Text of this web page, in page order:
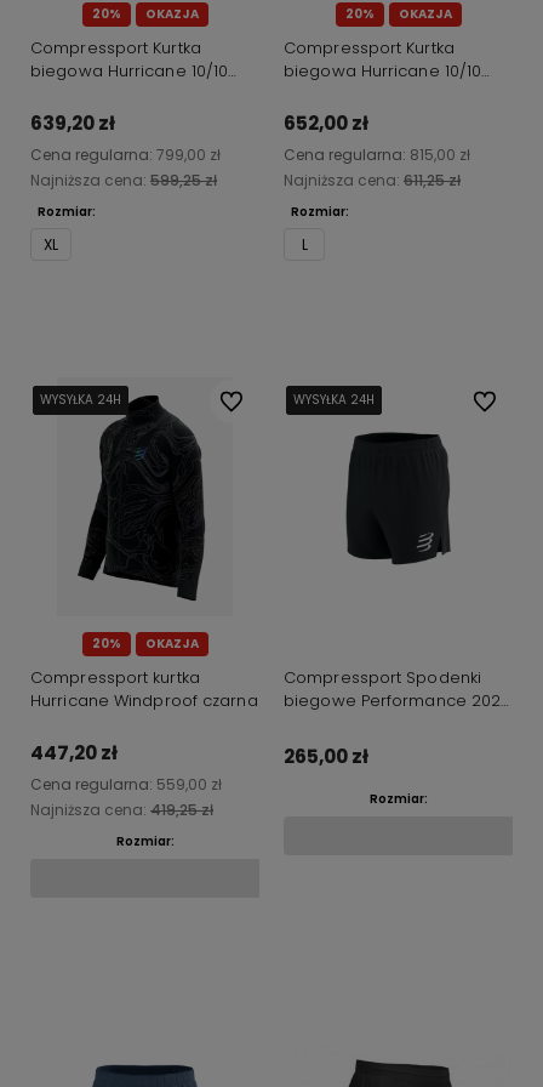
20% OKAZJA
Compressport Kurtka
biegowa Hurricane 10/10
639,20 zł
Cena regularna: 799,00 zł
Najniższa cena: 599,25 zł
Rozmiar:
XL
20% OKAZJA
Compressport Kurtka
biegowa Hurricane 10/10
652,00 zł
Cena regularna: 815,00 zł
Najniższa cena: 611,25 zł
Rozmiar:
L
20% OKAZJA
WYSYŁKA 24H
WYSYŁKA 24H
WYSYŁKA 24H
WYSYŁKA 24H
WYSYŁKA 24H
Compressport kurtka
Hurricane Windproof czarna
447,20 zł
Cena regularna: 559,00 zł
Najniższa cena: 419,25 zł
Rozmiar:
Do ulubionychWYSYŁKA 24H
WYSYŁKA 24H
WYSYŁKA 24H
WYSYŁKA 24H
WYSYŁKA 24H
Compressport Spodenki
biegowe Performance 2025
265,00 zł
Rozmiar:
Do